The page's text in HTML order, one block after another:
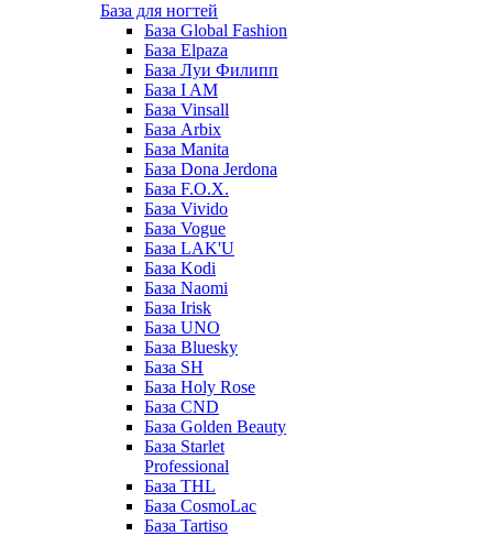
База для ногтей
База Global Fashion
База Elpaza
База Луи Филипп
База I AM
База Vinsall
База Arbix
База Manita
База Dona Jerdona
База F.O.X.
База Vivido
База Vogue
База LAK'U
База Kodi
База Naomi
База Irisk
База UNO
База Bluesky
База SH
База Holy Rose
База CND
База Golden Beauty
База Starlet
Professional
База THL
База CosmoLac
База Tartiso